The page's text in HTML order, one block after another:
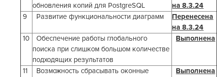
обновления копий для PostgreSQL
на 8.3.24
9
Развитие функциональности диаграмм
Перенесена
на 8.3.24
10
Обеспечение работы глобального
поиска при слишком большом количестве
подходящих результатов
Выполнена
11
Возможность сбрасывать оконные
Выполнена